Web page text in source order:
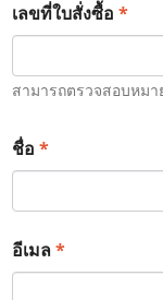
เลขที่ใบสั่งซื้อ *
สามารถตรวจสอบหมา
ชื่อ *
อีเมล *